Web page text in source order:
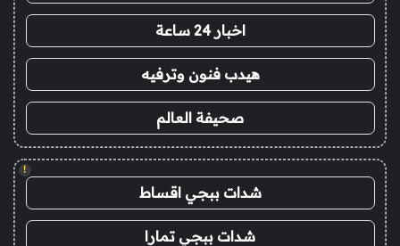
اخبار 24 ساعة
هيدب فنون وترفيه
صحيفة العالم
!
شدات ببجي اقساط
شدات ببجي تمارا